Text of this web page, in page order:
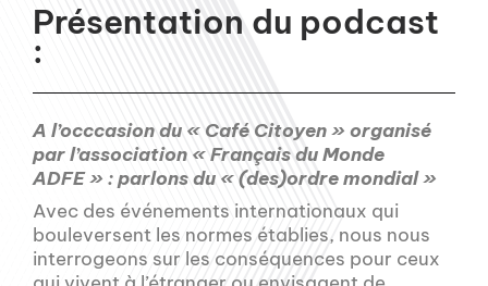
Présentation du podcast
:
A l’occcasion du « Café Citoyen » organisé
par l’association « Français du Monde
ADFE » : parlons du « (des)ordre mondial »
Avec des événements internationaux qui
bouleversent les normes établies, nous nous
interrogeons sur les conséquences pour ceux